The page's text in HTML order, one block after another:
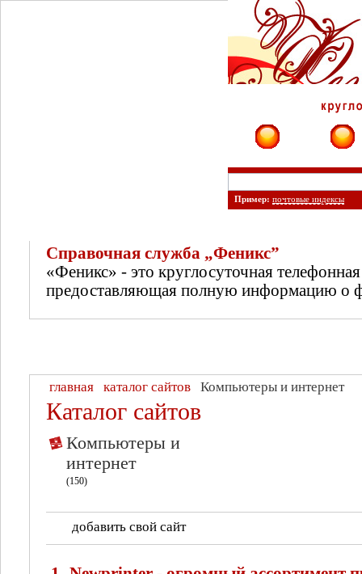
Пример: почтовые индексы
Справочная служба „Феникс”
«Феникс» - это круглосуточная
предоставляющая полную информацию о
главная каталог сайтов Компьютеры и интернет
Каталог сайтов
Компьютеры и
интернет
(150)
добавить свой сайт